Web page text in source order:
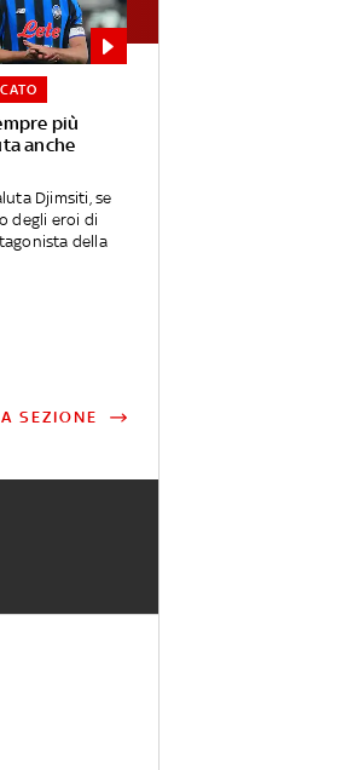
più
anche
Djimsiti, se
degli eroi di
della
SEZIONE